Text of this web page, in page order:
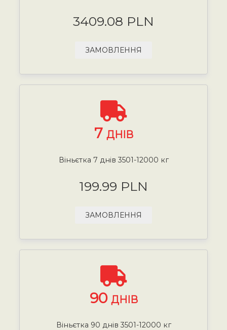
3409.08 PLN
ЗАМОВЛЕННЯ
7 ДНІВ
Віньєтка 7 днів 3501-12000 кг
199.99 PLN
ЗАМОВЛЕННЯ
90 ДНІВ
Віньєтка 90 днів 3501-12000 кг